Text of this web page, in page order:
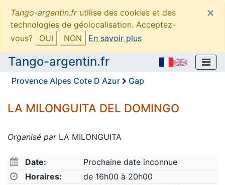
Tango-argentin.frutilise des cookies et des
technologies de géolocalisation. Acceptez-
vous?
OUI NON En savoir plus
×
Tango-argentin.fr
Provence Alpes Cote D Azur Gap
LA MILONGUITA DEL DOMINGO
Organisé parLA MILONGUITA
Date:
Prochaine date inconnue
Horaires:
de 16h00 à 20h00